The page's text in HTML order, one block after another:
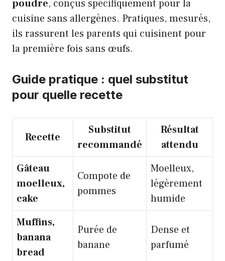
poudre, conçus spécifiquement pour la
cuisine sans allergènes. Pratiques, mesurés,
ils rassurent les parents qui cuisinent pour
la première fois sans œufs.
Guide pratique : quel substitut
pour quelle recette
Recette
Substitut
recommandé
Résultat
attendu
Gâteau
moelleux,
cake
Compote de
pommes
Moelleux,
légèrement
humide
Muffins,
banana
bread
Purée de
banane
Dense et
parfumé